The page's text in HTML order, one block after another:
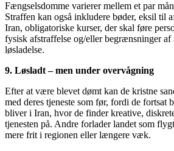
Fængselsdomme varierer mellem et par
Straffen kan også inkludere bøder, eksil til
Iran, obligatoriske kurser, der skal føre
fysisk afstraffelse og/eller begrænsninger af
løsladelse.
9. Løsladt – men under overvågning
Efter at være blevet dømt kan de kristne
med deres tjeneste som før, fordi de fortsat
bliver i Iran, hvor de finder kreative,
tjenesten på. Andre forlader landet som
mere frit i regionen eller længere væk.